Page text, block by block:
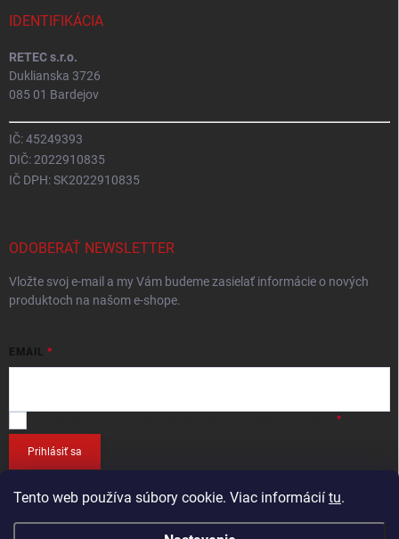
Tento web používa súbory cookie. Viac informácií tu.
IDENTIFIKÁCIA
RETEC s.r.o.
Duklianska 3726
085 01 Bardejov
IČ: 45249393
DIČ: 2022910835
IČ DPH: SK2022910835
ODOBERAŤ NEWSLETTER
Vložte svoj e-mail a my Vám budeme zasielať informácie o nových
produktoch na našom e-shope.
EMAIL
Prihlásiť sa